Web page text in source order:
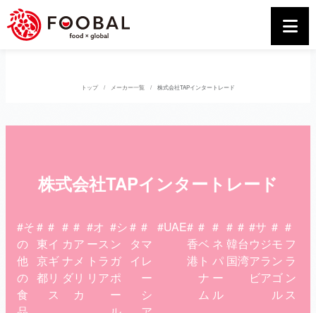
トップ メーカー一覧 株式会社TAPインタートレード
株式会社TAPインタートレード
#そ
の
他
の
食
#
東
京
都
#
イ
ギ
リ
ス
#
カ
ナ
ダ
#
ア
メ
リ
カ
#オ
ース
トラ
リア
#シ
ン
ガ
ポ
ー
#
タ
イ
#
マ
レ
ー
シ
#UAE#
香
港
#
ベ
ト
ナ
ム
#
ネ
パ
ー
ル
#
韓
国
#
台
湾
#サ
ウジ
アラ
ビア
#
モ
ン
ゴ
ル
#
フ
ラ
ン
ス